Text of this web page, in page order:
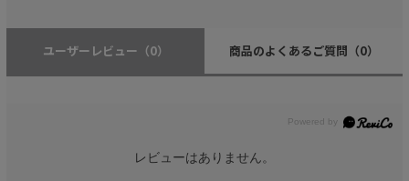
ユーザーレビュー （0） 商品のよくあるご質問 （0）
レビューはありません。